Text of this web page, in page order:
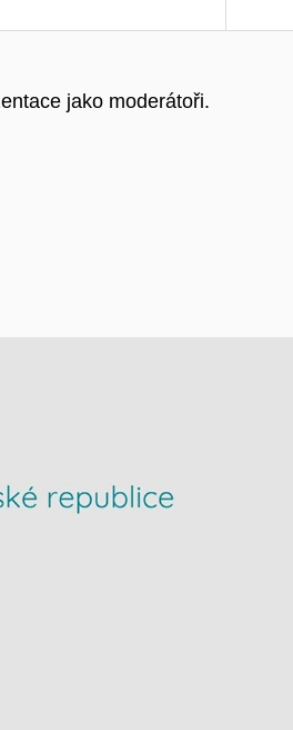
jako moderátoři.